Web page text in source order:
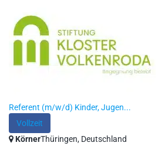
Referent (m/w/d) Kinder, Jugen...
Vollzeit
KörnerThüringen, Deutschland